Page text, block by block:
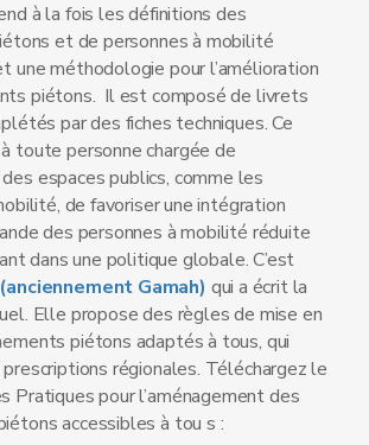
à la fois les définitions des
et de personnes à mobilité
une méthodologie pour l’amélioration
piétons. Il est composé de livrets
par des fiches techniques. Ce
toute personne chargée de
espaces publics, comme les
de favoriser une intégration
des personnes à mobilité réduite
dans une politique globale. C’est
Gamah) qui a écrit la
Elle propose des règles de mise en
piétons adaptés à tous, qui
régionales. Téléchargez le
Pratiques pour l’aménagement des
accessibles à tou s :